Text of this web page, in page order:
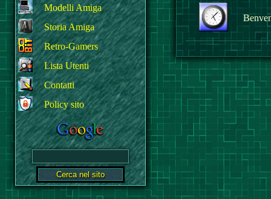
Modelli Amiga
Storia Amiga
Retro-Gamers
Lista Utenti
Contatti
Policy sito